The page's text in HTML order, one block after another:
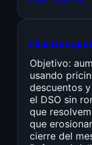
Finanzas que
Objetivo:
usando
descuentos
el DSO sin
que
que
cierre del